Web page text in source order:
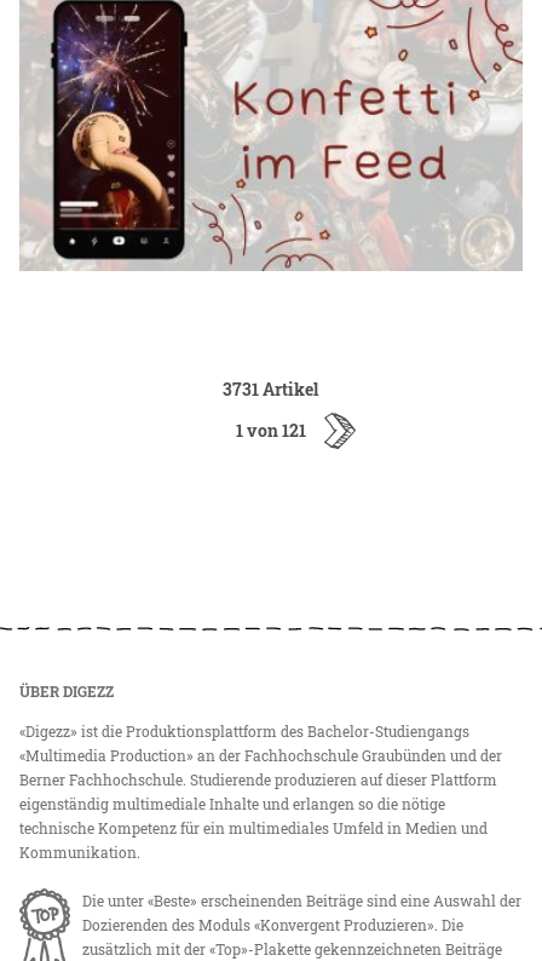
3731 Artikel
1 von 121
ÜBER DIGEZZ
«Digezz» ist die Produktionsplattform des Bachelor-Studiengangs
«Multimedia Production» an der Fachhochschule Graubünden und der
Berner Fachhochschule. Studierende produzieren auf dieser Plattform
eigenständig multimediale Inhalte und erlangen so die nötige
technische Kompetenz für ein multimediales Umfeld in Medien und
Kommunikation.
Die unter «Beste» erscheinenden Beiträge sind eine Auswahl der
Dozierenden des Moduls «Konvergent Produzieren». Die
zusätzlich mit der «Top»-Plakette gekennzeichneten Beiträge